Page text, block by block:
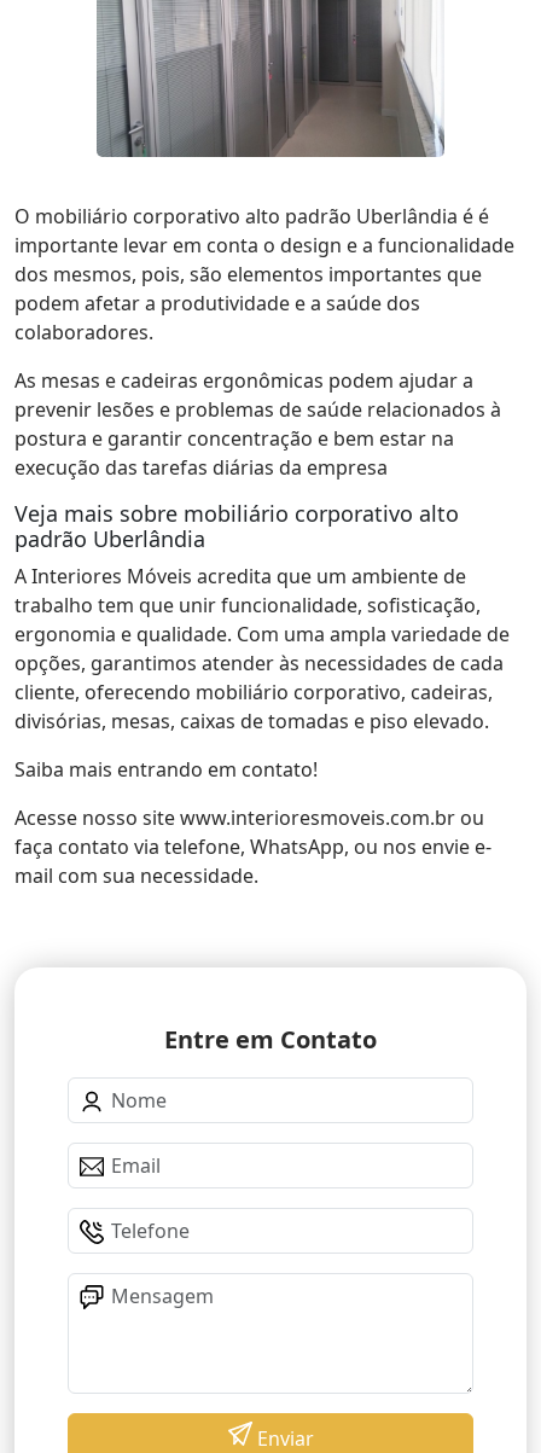
O mobiliário corporativo alto padrão Uberlândia é é
importante levar em conta o design e a funcionalidade
dos mesmos, pois, são elementos importantes que
podem afetar a produtividade e a saúde dos
colaboradores.
As mesas e cadeiras ergonômicas podem ajudar a
prevenir lesões e problemas de saúde relacionados à
postura e garantir concentração e bem estar na
execução das tarefas diárias da empresa
Veja mais sobre mobiliário corporativo alto
padrão Uberlândia
A Interiores Móveis acredita que um ambiente de
trabalho tem que unir funcionalidade, sofisticação,
ergonomia e qualidade. Com uma ampla variedade de
opções, garantimos atender às necessidades de cada
cliente, oferecendo mobiliário corporativo, cadeiras,
divisórias, mesas, caixas de tomadas e piso elevado.
Saiba mais entrando em contato!
Acesse nosso site www.interioresmoveis.com.br ou
faça contato via telefone, WhatsApp, ou nos envie e-
mail com sua necessidade.
Entre em Contato
Enviar